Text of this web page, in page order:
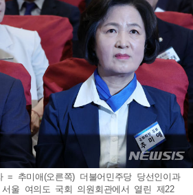
= 추미애(오른쪽) 더불어민주당 당선인이과
울 여의도 국회 의원회관에서 열린 제22